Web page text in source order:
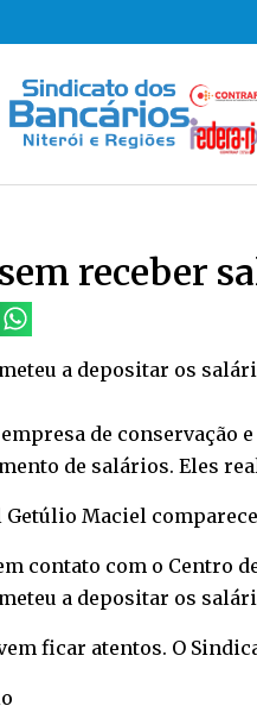
receber
a depositar os
de conservação
de salários. Eles
Maciel
contato com o Centro
a depositar os
ficar atentos. O